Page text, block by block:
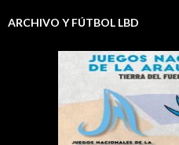
ARCHIVO Y FÚTBOL LBD